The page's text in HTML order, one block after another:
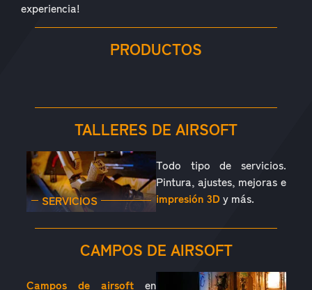
experiencia!
PRODUCTOS
ACCESORIOS
TALLERES DE AIRSOFT
SERVICIOS
Todo tipo de servicios.
Pintura, ajustes, mejoras e
impresión 3D y más.
CAMPOS DE AIRSOFT
Campos de airsoften